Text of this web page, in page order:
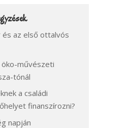
az első ottalvós
művészeti
tónál
a családi
finanszírozni?
napján